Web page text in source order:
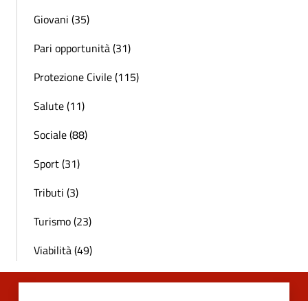
Giovani (35)
Pari opportunità (31)
Protezione Civile (115)
Salute (11)
Sociale (88)
Sport (31)
Tributi (3)
Turismo (23)
Viabilità (49)